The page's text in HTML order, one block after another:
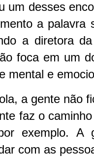
um desses
a
a diretora
foca em um
mental e
a gente não
faz o
exemplo.
com as